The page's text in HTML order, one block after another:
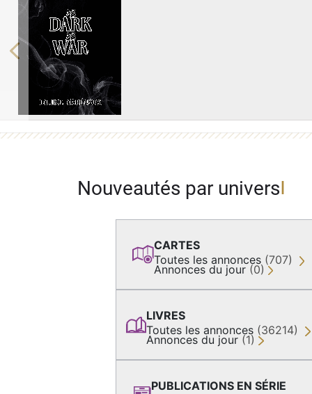
Previous
Nouveautés par univers
CARTES
Toutes les annonces (707)
Annonces du jour (0)
LIVRES
Toutes les annonces (36214)
Annonces du jour (1)
PUBLICATIONS EN SÉRIE